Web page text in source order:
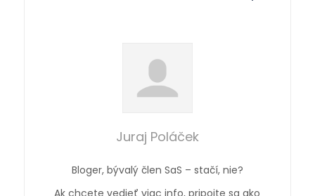
Juraj Poláček
Bloger, bývalý člen SaS – stačí, nie?
Ak chcete vedieť viac info, pripojte sa ako